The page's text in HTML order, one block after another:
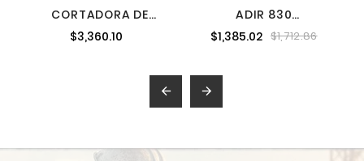
CORTADORA DE
METALES 14" 2,200 W
3,800 RPM STANLEY
$3,360.10
ADIR 830
METALES 14"
$1,385.02 $1,712.86
 